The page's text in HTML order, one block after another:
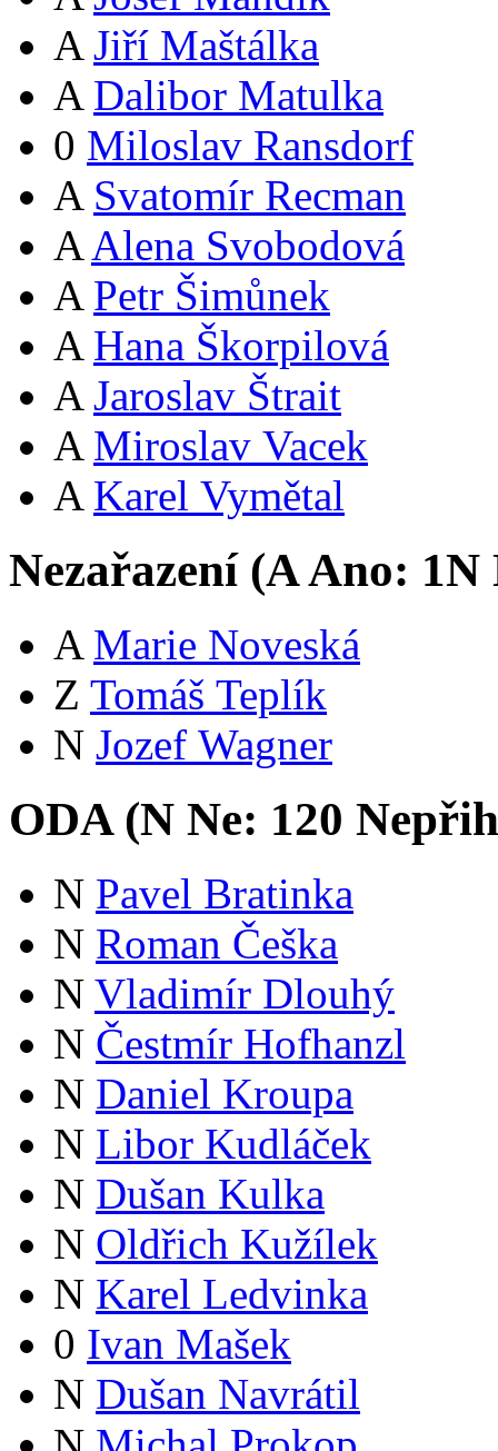
A Jiří Maštálka
A Dalibor Matulka
0 Miloslav Ransdorf
A Svatomír Recman
A Alena Svobodová
A Petr Šimůnek
A Hana Škorpilová
A Jaroslav Štrait
A Miroslav Vacek
A Karel Vymětal
Nezařazení (AAno: 1N
A Marie Noveská
Z Tomáš Teplík
N Jozef Wagner
ODA (N Ne: 120
N Pavel Bratinka
N Roman Češka
N Vladimír Dlouhý
N Čestmír Hofhanzl
N Daniel Kroupa
N Libor Kudláček
N Dušan Kulka
N Oldřich Kužílek
N Karel Ledvinka
0 Ivan Mašek
N Dušan Navrátil